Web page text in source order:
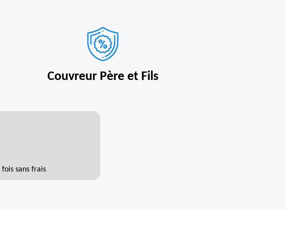
Couvreur Père et Fils
fois sans frais